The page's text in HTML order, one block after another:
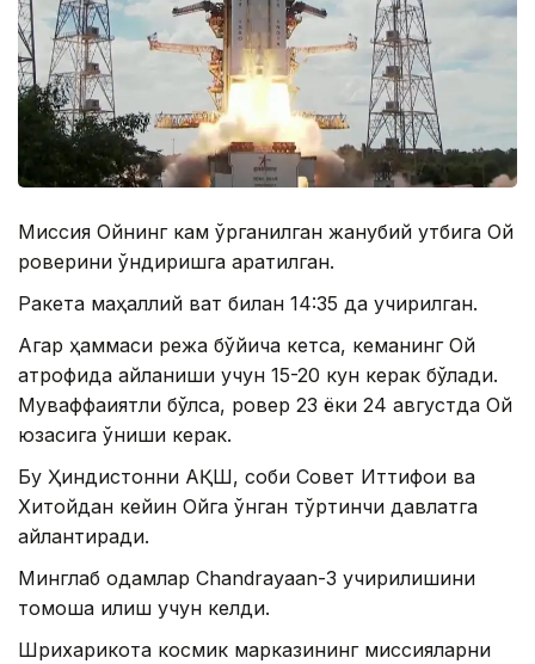
Миссия Ойнинг кам ўрганилган жанубий қутбига Ой
роверини қўндиришга қаратилган.
Ракета маҳаллий вақт билан 14:35 да учирилган.
Агар ҳаммаси режа бўйича кетса, кеманинг Ой
атрофида айланиши учун 15-20 кун керак бўлади.
Муваффақиятли бўлса, ровер 23 ёки 24 августда Ой
юзасига қўниши керак.
Бу Ҳиндистонни АҚШ, собиқ Совет Иттифоқи ва
Хитойдан кейин Ойга қўнган тўртинчи давлатга
айлантиради.
Минглаб одамлар Chandrayaan-3 учирилишини
томоша қилиш учун келди.
Шрихарикота космик марказининг миссияларни